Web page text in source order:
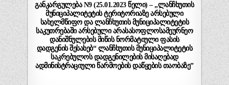
განკარგულება N9 (25.01.2023 წელი) – „ლანჩხუთის
მუნიციპალიტეტის ტერიტორიაზე არსებული
სახელმწიფო და ლანჩხუთის მუნიციპალიტეტის
საკუთრებაში არსებული არასასოფლოსამეურნეო
დანიშნულების მიწის ნორმატიული ფასის
დადგენის შესახებ“ ლანჩხუთის მუნიციპალიტეტის
საკრებულოს დადგენილების მისაღებად
ადმინისტრაციული წარმოების დაწყების თაობაზე”